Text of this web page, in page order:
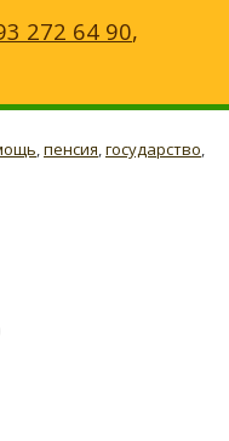
272 64 90,
,пенсия,государство,